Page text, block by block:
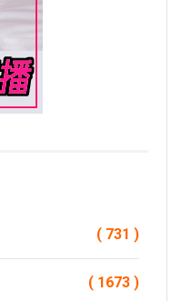
( 731 )
( 1673 )